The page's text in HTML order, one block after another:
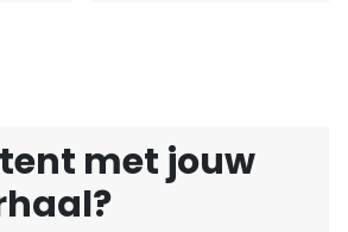
met jouw